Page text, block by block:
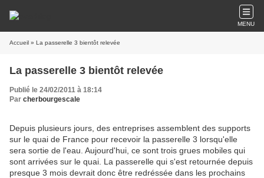
MENU
Accueil » La passerelle 3 bientôt relevée
La passerelle 3 bientôt relevée
Publié le 24/02/2011 à 18:14
Par cherbourgescale
Depuis plusieurs jours, des entreprises assemblent des supports
sur le quai de France pour recevoir la passerelle 3 lorsqu'elle
sera sortie de l'eau. Aujourd'hui, ce sont trois grues mobiles qui
sont arrivées sur le quai. La passerelle qui s'est retournée depuis
presque 3 mois devrait donc être redréssée dans les prochains